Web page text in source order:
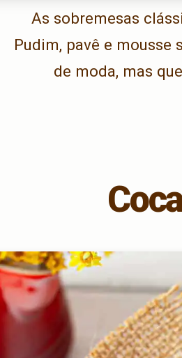
As sobremesas
Pudim, pavê e mousse
de moda, mas